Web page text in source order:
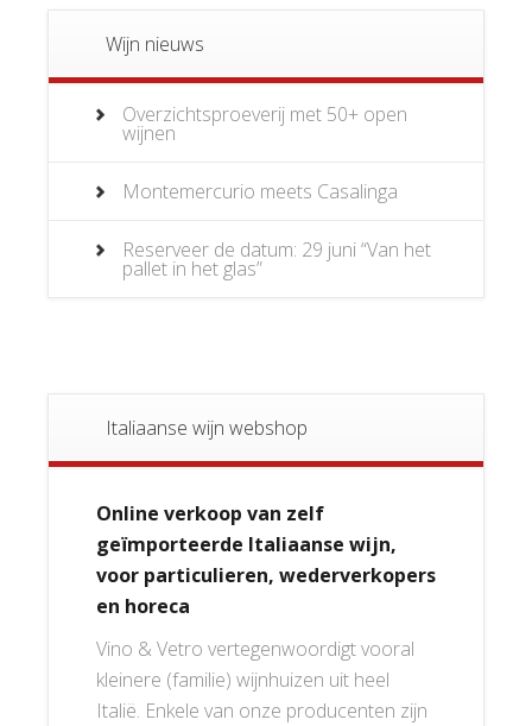
Wijn nieuws
Overzichtsproeverij met 50+ open
wijnen
Montemercurio meets Casalinga
Reserveer de datum: 29 juni “Van het
pallet in het glas”
Italiaanse wijn webshop
Online verkoop van zelf
geïmporteerde Italiaanse wijn,
voor particulieren, wederverkopers
en horeca
Vino & Vetro vertegenwoordigt vooral
kleinere (familie) wijnhuizen uit heel
Italië. Enkele van onze producenten zijn